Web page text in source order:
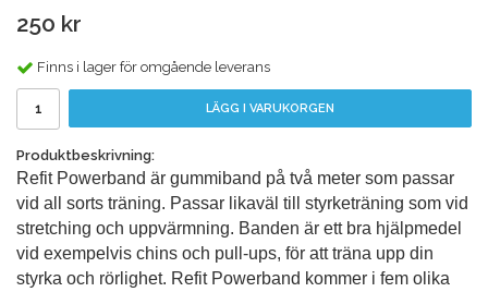
250 kr
Finns i lager för omgående leverans
LÄGG I VARUKORGEN
Produktbeskrivning:
Refit Powerband är gummiband på två meter som passar
vid all sorts träning. Passar likaväl till styrketräning som vid
stretching och uppvärmning. Banden är ett bra hjälpmedel
vid exempelvis chins och pull-ups, för att träna upp din
styrka och rörlighet. Refit Powerband kommer i fem olika